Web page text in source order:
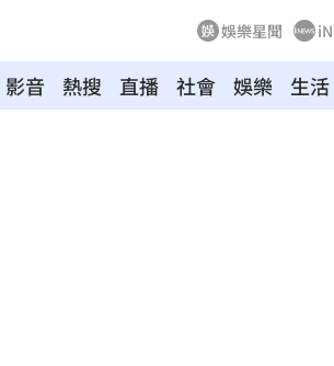
娛樂星聞
影音 熱搜 直播 社會 娛樂 生活